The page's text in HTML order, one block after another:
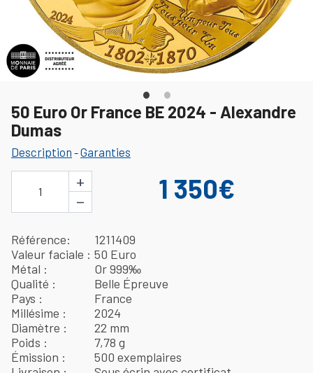
50 Euro Or France BE 2024 - Alexandre
Dumas
Description -Garanties
1
+
−
1 350€
Référence
1211409
Valeur faciale
50 Euro
Métal
Or 999‰
Qualité
Belle Épreuve
Pays
France
Millésime
2024
Diamètre
22 mm
Poids
7,78 g
Émission
500 exemplaires